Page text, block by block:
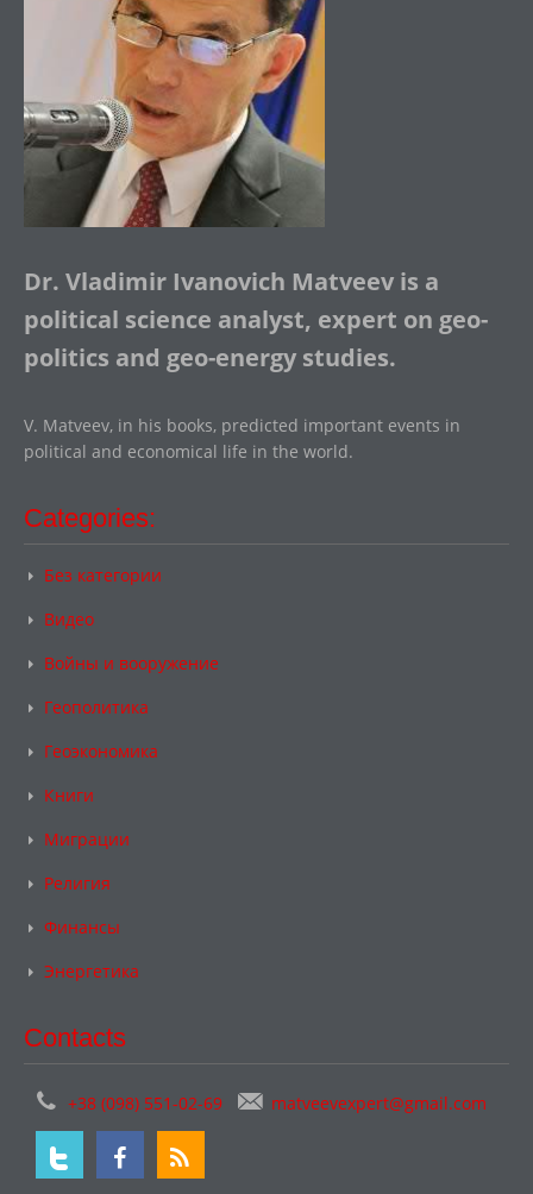
Dr. Vladimir Ivanovich Matveev is a
political science analyst, expert on geo-
politics and geo-energy studies.
V. Matveev, in his books, predicted important events in
political and economical life in the world.
Categories:
Без категории
Видео
Войны и вооружение
Геополитика
Геоэкономика
Книги
Миграции
Религия
Финансы
Энергетика
Contacts
+38 (098) 551-02-69 matveevexpert@gmail.com